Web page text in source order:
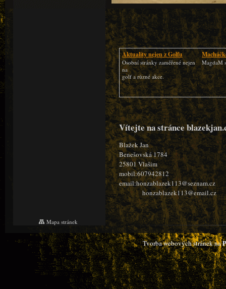
Aktuality nejen z Golfu
Osobní stránky zaměřené nejen
na
golf a různé akce.
MagdaM
Vítejte na stránce
Blažek Jan
Benešovská 1784
25801 Vlašim
mobil:607942812
email:honzablazek113@seznam.cz
honzablazek113@email.cz
Mapa stránek
Tvorba webových stránek na